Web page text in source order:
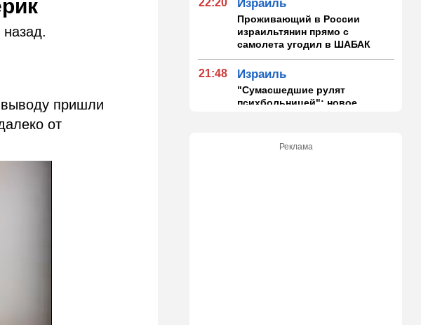
выводу пришли
от
Израиль
Проживающий в России
израильтянин прямо с
самолета угодил в ШАБАК
21:48 Израиль
"Сумасшедшие рулят
психбольницей": новое
Реклама